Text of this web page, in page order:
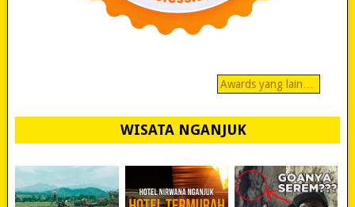
Awards yang lain…
WISATA NGANJUK